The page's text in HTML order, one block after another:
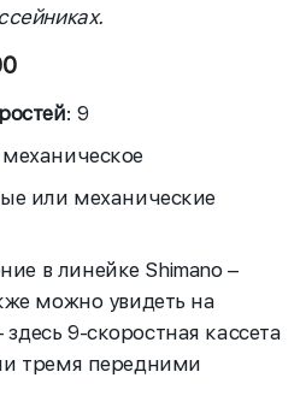
: 9
или механические
в линейке Shimano –
можно увидеть на
9-скоростная кассета
тремя передними